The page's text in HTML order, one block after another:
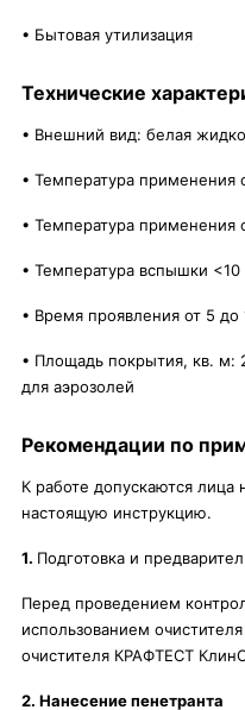
• Бытовая утилизация
Технические
• Внешний вид: белая
• Температура применения
• Температура применения
• Температура вспышки <10
• Время проявления от 5 до
• Площадь покрытия, кв. м:
для аэрозолей
Рекомендации по
К работе допускаются
настоящую инструкцию.
1. Подготовка и
Перед проведением
использованием
очистителя КРАФТЕСТ
2. Нанесение пенетранта